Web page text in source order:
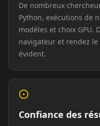
xQc
Podcaster 02
Podcaster 08
De nombreux
Python, exécutions de
modèles et choix GPU.
navigateur et rendez
évident.
Confiance des